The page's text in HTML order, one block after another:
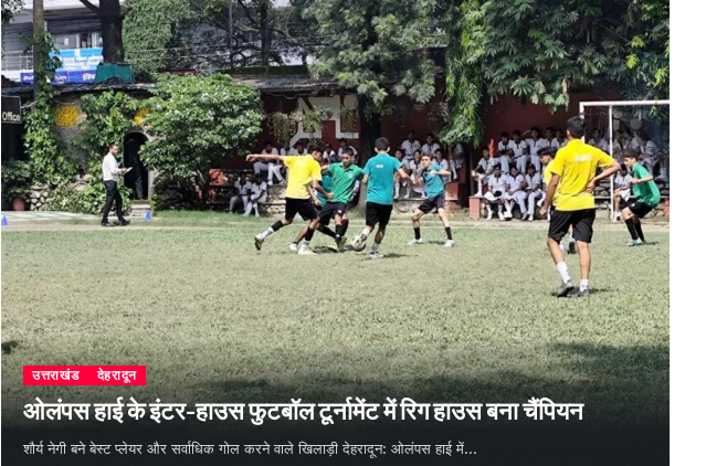
उत्तराखंड देहरादून
ओलंपस हाई के इंटर-हाउस फुटबॉल टूर्नामेंट में रिग हाउस बना चैंपियन
शौर्य नेगी बने बेस्ट प्लेयर और सर्वाधिक गोल करने वाले खिलाड़ी देहरादून: ओलंपस हाई में…